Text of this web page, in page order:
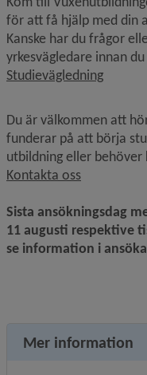
för att få hjälp med din
Kanske har du frågor
yrkesvägledare innan du
StudievägledningLänk
Du är välkommen att
funderar på att börja
utbildning eller
Kontakta ossLänk till
Sista ansökningsdag
11 augusti respektive
se information i
Mer information